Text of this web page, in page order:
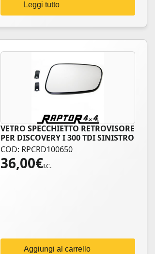
Leggi tutto
VETRO SPECCHIETTO RETROVISORE
PER DISCOVERY I 300 TDI SINISTRO
COD: RPCRD100650
36,00€I.C.
Aggiungi al carrello